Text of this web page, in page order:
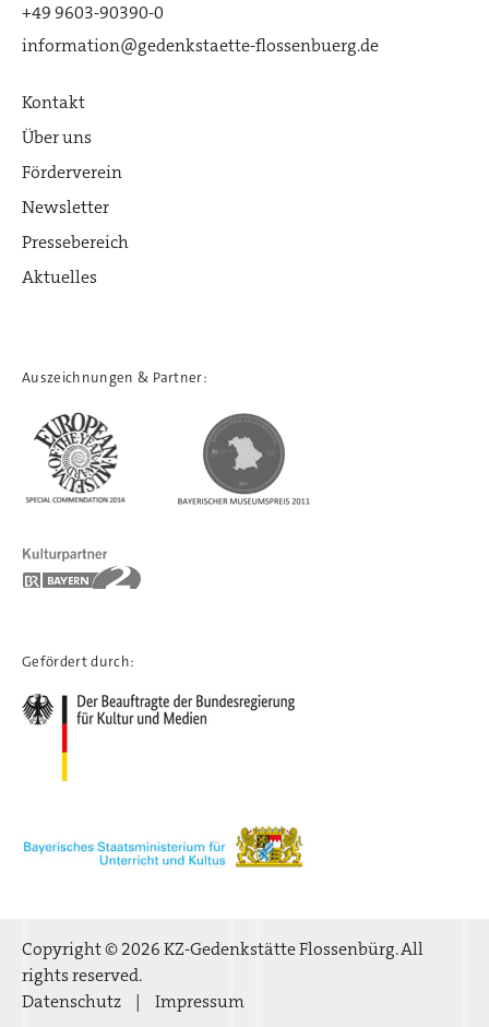
+49 9603-90390-0
information@gedenkstaette-flossenbuerg.de
Kontakt
Über uns
Förderverein
Newsletter
Pressebereich
Aktuelles
Auszeichnungen & Partner:
Gefördert durch:
Copyright © 2026 KZ-Gedenkstätte Flossenbürg. All
rights reserved.
Datenschutz
Impressum